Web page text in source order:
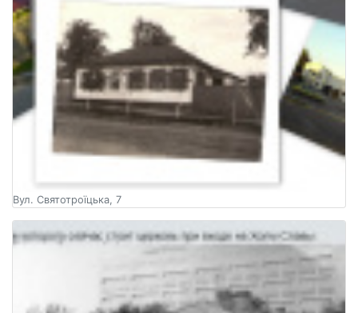
Вул. Святотроїцька, 7